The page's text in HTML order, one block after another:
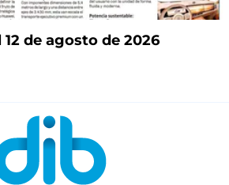
12 de agosto de 2026